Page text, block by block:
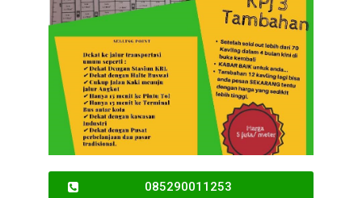
085290011253